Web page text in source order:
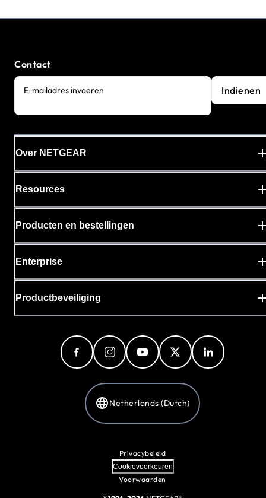
Contact
E-mailadres invoeren Indienen
Over NETGEAR
Resources
Producten en bestellingen
Enterprise
Productbeveiliging
Netherlands (Dutch)
Privacybeleid
Cookievoorkeuren
Voorwaarden